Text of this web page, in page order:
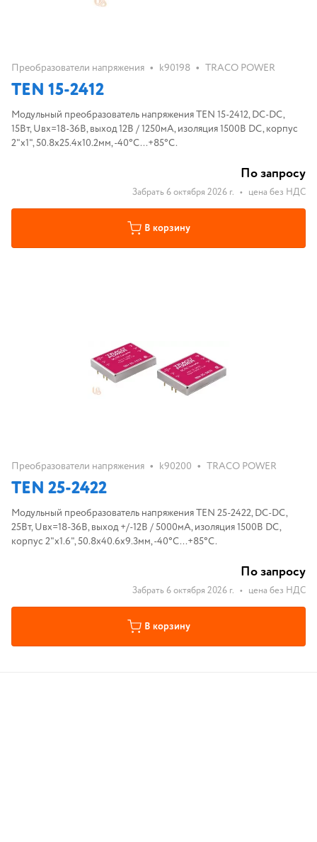
Преобразователи напряжения • k90198 • TRACO POWER
TEN 15-2412
Модульный преобразователь напряжения TEN 15-2412, DC-DC,
15Вт, Uвх=18-36B, выход 12В / 1250мА, изоляция 1500В DC, корпус
2"x1", 50.8x25.4x10.2мм, -40°С...+85°С.
По запросу
Забрать 6 октября 2026 г. • цена без НДС
В корзину
Преобразователи напряжения • k90200 • TRACO POWER
TEN 25-2422
Модульный преобразователь напряжения TEN 25-2422, DC-DC,
25Вт, Uвх=18-36B, выход +/-12В / 5000мА, изоляция 1500В DC,
корпус 2"x1.6", 50.8x40.6x9.3мм, -40°С...+85°С.
По запросу
Забрать 6 октября 2026 г. • цена без НДС
В корзину